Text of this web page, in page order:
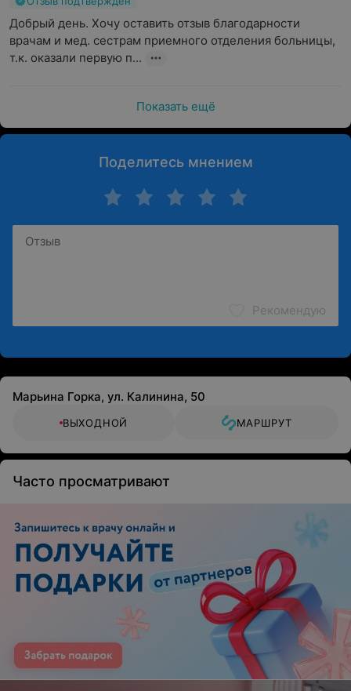
Добрый день. Хочу оставить отзыв благодарности
врачам и мед. сестрам приемного отделения больницы,
т.к. оказали первую п...
Показать ещё
Поделитесь мнением
Рекомендую
Марьина Горка, ул. Калинина, 50
ВЫХОДНОЙ МАРШРУТ
Часто просматривают